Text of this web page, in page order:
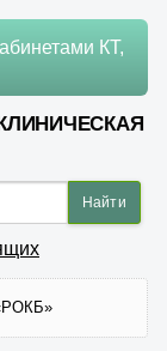
КТ,